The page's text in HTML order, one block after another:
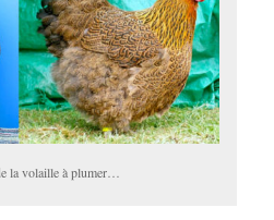
la volaille à plumer…